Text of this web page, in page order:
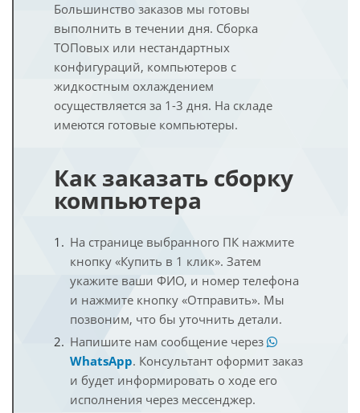
Большинство заказов мы готовы
выполнить в течении дня. Сборка
ТОПовых или нестандартных
конфигураций, компьютеров с
жидкостным охлаждением
осуществляется за 1-3 дня. На складе
имеются готовые компьютеры.
Как заказать сборку
компьютера
На странице выбранного ПК нажмите
кнопку «Купить в 1 клик». Затем
укажите ваши ФИО, и номер телефона
и нажмите кнопку «Отправить». Мы
позвоним, что бы уточнить детали.
Напишите нам сообщение через
WhatsApp. Консультант оформит заказ
и будет информировать о ходе его
исполнения через мессенджер.